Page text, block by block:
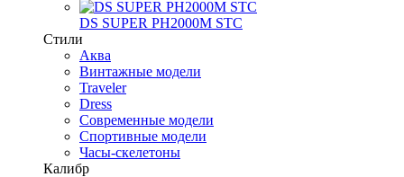
DS SUPER PH2000M STC
Стили
Аква
Винтажные модели
Traveler
Dress
Современные модели
Спортивные модели
Часы-скелетоны
Калибр